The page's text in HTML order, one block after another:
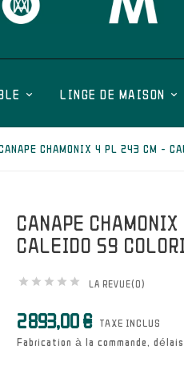
LINGE DE MAISON
CHAMONIX 4 PL 243 CM -
CANAPE
CALEIDO 59
     LA REVUE(0)
2 893,00 € TAXE INCLUS
Fabrication à la commande,